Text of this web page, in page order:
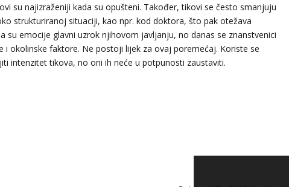
su najizraženiji kada su opušteni. Također, tikovi se često smanjuju
strukturiranoj situaciji, kao npr. kod doktora, što pak otežava
su emocije glavni uzrok njihovom javljanju, no danas se znanstvenici
i okolinske faktore. Ne postoji lijek za ovaj poremećaj. Koriste se
intenzitet tikova, no oni ih neće u potpunosti zaustaviti.